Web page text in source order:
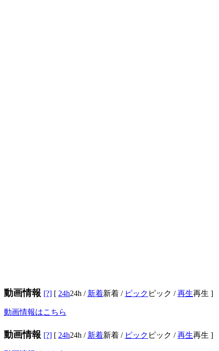
動画情報 [?] [ 24h24h / 新着新着 / ピック ピック /再生再生 ]
動画情報はこちら
動画情報 [?] [ 24h24h / 新着新着 / ピック ピック /再生再生 ]